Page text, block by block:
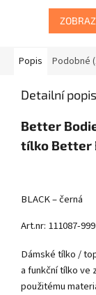
Popis Podobné
Detailní
Better
tílko Better
BLACK – černá
Art.nr: 111087-999
Dámské tílko /
a funkční tílko ve
použitému